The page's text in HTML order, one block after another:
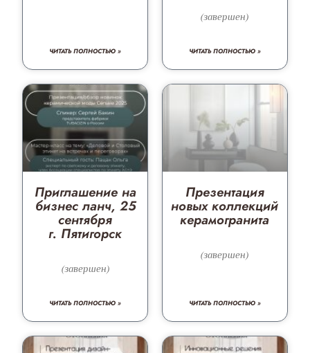
ЧИТАТЬ ПОЛНОСТЬЮ »
(завершен)
ЧИТАТЬ ПОЛНОСТЬЮ »
Приглашение на
бизнес ланч, 25
сентября
г. Пятигорск
(завершен)
ЧИТАТЬ ПОЛНОСТЬЮ »
Презентация
новых коллекций
керамогранита
(завершен)
ЧИТАТЬ ПОЛНОСТЬЮ »